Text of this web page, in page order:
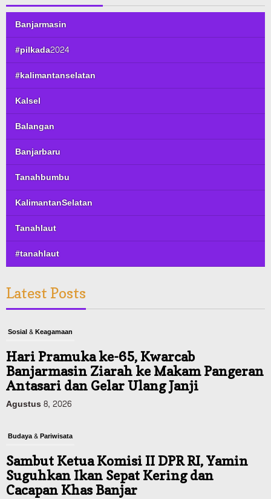
Banjarmasin
#pilkada2024
#kalimantanselatan
Kalsel
Balangan
Banjarbaru
Tanahbumbu
KalimantanSelatan
Tanahlaut
#tanahlaut
Latest Posts
Sosial & Keagamaan
Hari Pramuka ke-65, Kwarcab
Banjarmasin Ziarah ke Makam Pangeran
Antasari dan Gelar Ulang Janji
Agustus 8, 2026
Budaya & Pariwisata
Sambut Ketua Komisi II DPR RI, Yamin
Suguhkan Ikan Sepat Kering dan
Cacapan Khas Banjar